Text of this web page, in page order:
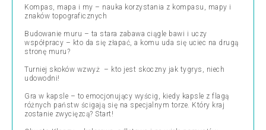
Kompas, mapa i my – nauka korzystania z kompasu, mapy i
znaków topograficznych
Budowanie muru – ta stara zabawa ciągle bawi i uczy
współpracy – kto da się złapać, a komu uda się uciec na drugą
stronę muru?
Turniej skoków wzwyż – kto jest skoczny jak tygrys, niech
udowodni!
Gra w kapsle – to emocjonujący wyścig, kiedy kapsle z flagą
różnych państw ścigają się na specjalnym torze. Który kraj
zostanie zwycięzcą? Start!